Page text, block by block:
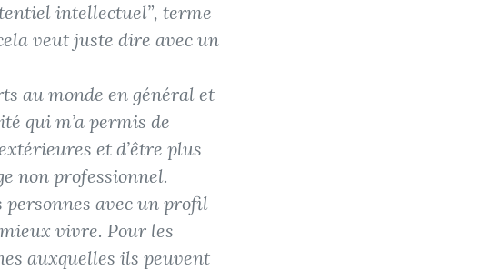
intellectuel”, terme
veut juste dire avec un
au monde en général et
qui m’a permis de
et d’être plus
non professionnel.
personnes avec un profil
vivre. Pour les
auxquelles ils peuvent